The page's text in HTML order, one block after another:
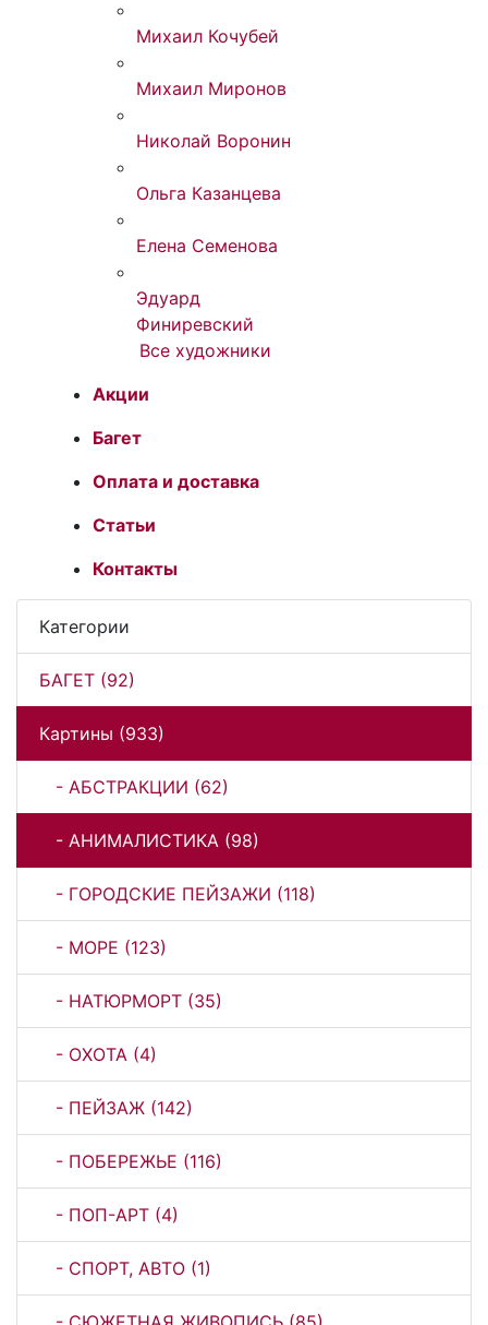
Михаил Кочубей
Михаил Миронов
Николай Воронин
Ольга Казанцева
Елена Семенова
Эдуард
Финиревский
Все художники
Акции
Багет
Оплата и доставка
Статьи
Контакты
Категории
БАГЕТ (92)
Картины (933)
- АБСТРАКЦИИ (62)
- АНИМАЛИСТИКА (98)
- ГОРОДСКИЕ ПЕЙЗАЖИ (118)
- МОРЕ (123)
- НАТЮРМОРТ (35)
- ОХОТА (4)
- ПЕЙЗАЖ (142)
- ПОБЕРЕЖЬЕ (116)
- ПОП-АРТ (4)
- СПОРТ, АВТО (1)